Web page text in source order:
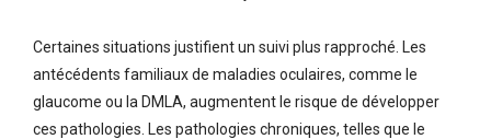
Certaines situations justifient un suivi plus rapproché. Les
antécédents familiaux de maladies oculaires, comme le
glaucome ou la DMLA, augmentent le risque de développer
ces pathologies. Les pathologies chroniques, telles que le